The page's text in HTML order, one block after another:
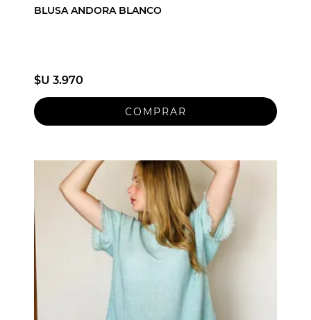
BLUSA ANDORA BLANCO
$U 3.970